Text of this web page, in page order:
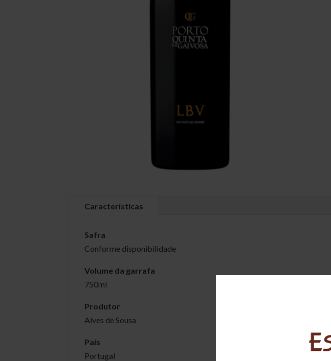
Características
Safra
Conforme disponibilidade
Volume da garrafa
750ml
Produtor
Alves de Sousa
País
Portugal